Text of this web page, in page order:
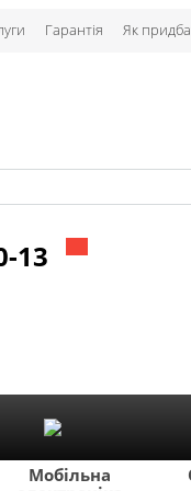
Гарантія Як
13
Мобільна